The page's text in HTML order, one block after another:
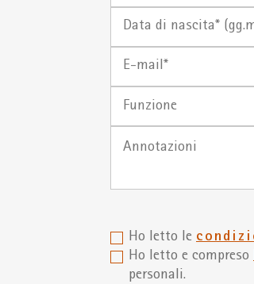
Data di
(gg.mm.aaaa)
mail
Ho letto le
Ho letto e compreso
personali.